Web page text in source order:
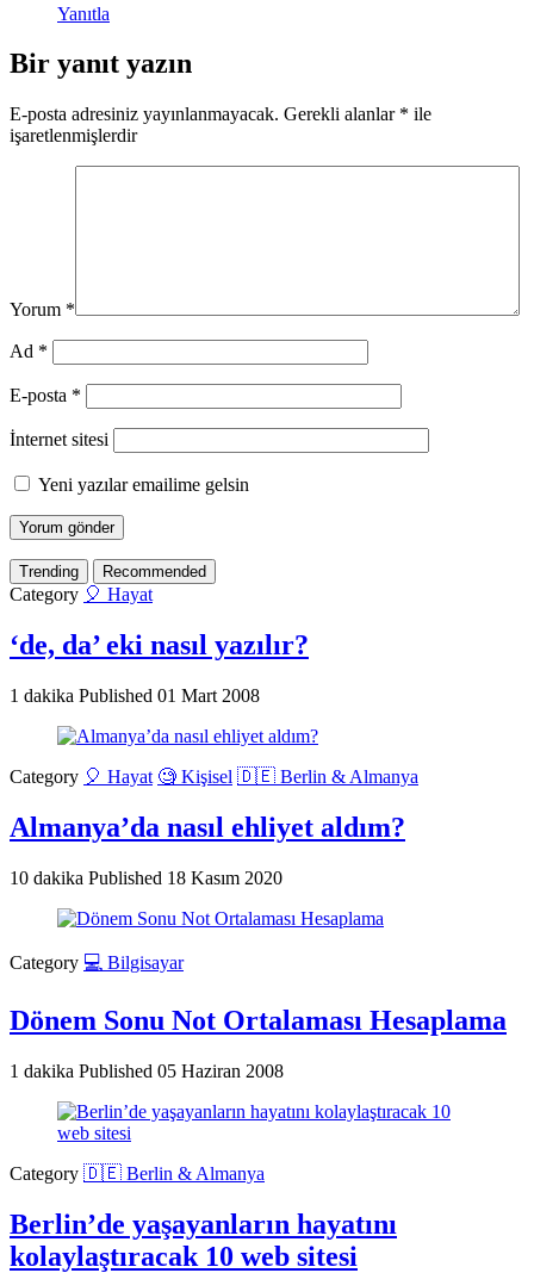
Yanıtla
Bir yanıt yazın
E-posta adresiniz yayınlanmayacak. Gerekli alanlar * ile
işaretlenmişlerdir
Yorum *
Ad *
E-posta *
İnternet sitesi
Yeni yazılar emailime gelsin
Trending Recommended
Category 🎈 Hayat
‘de, da’ eki nasıl yazılır?
1 dakika Published 01 Mart 2008
Category 🎈 Hayat 🧐 Kişisel 🇩🇪 Berlin & Almanya
Almanya’da nasıl ehliyet aldım?
10 dakika Published 18 Kasım 2020
Category 💻 Bilgisayar
Dönem Sonu Not Ortalaması Hesaplama
1 dakika Published 05 Haziran 2008
Category 🇩🇪 Berlin & Almanya
Berlin’de yaşayanların hayatını
kolaylaştıracak 10 web sitesi